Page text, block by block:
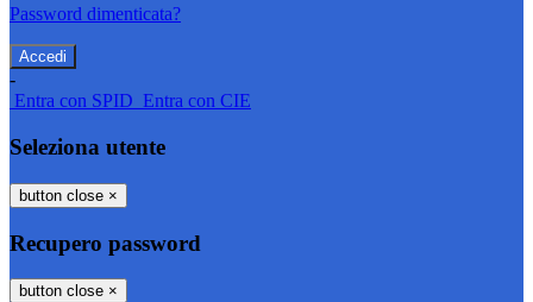
Password dimenticata?
-
Entra con SPID Entra con CIE
Seleziona utente
button close ×
Recupero password
button close ×